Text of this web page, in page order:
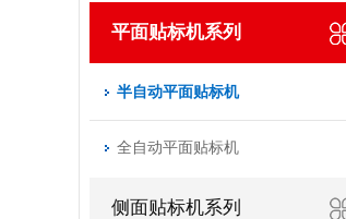
平面贴标机系列
半自动平面贴标机
全自动平面贴标机
侧面贴标机系列